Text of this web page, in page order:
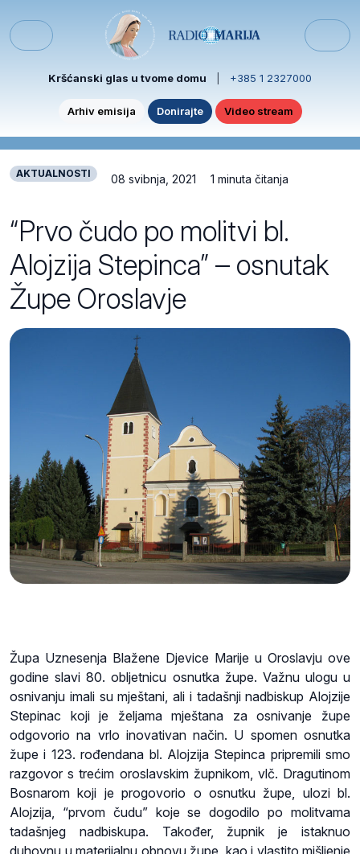
Menu
Kršćanski glas u tvome domu +385 1 2327000
Arhiv emisija Donirajte Video stream
AKTUALNOSTI 08 svibnja, 2021 1 minuta čitanja
“Prvo čudo po molitvi bl.
Alojzija Stepinca” – osnutak
Župe Oroslavje
Župa Uznesenja Blažene Djevice Marije u Oroslavju ove
godine slavi 80. obljetnicu osnutka župe. Važnu ulogu u
osnivanju imali su mještani, ali i tadašnji nadbiskup Alojzije
Stepinac koji je željama mještana za osnivanje župe
odgovorio na vrlo inovativan način. U spomen osnutka
župe i 123. rođendana bl. Alojzija Stepinca pripremili smo
razgovor s trećim oroslavskim župnikom, vlč. Dragutinom
Bosnarom koji je progovorio o osnutku župe, ulozi bl.
Alojzija, “prvom čudu” koje se dogodilo po molitvama
tadašnjeg nadbiskupa. Također, župnik je istaknuo